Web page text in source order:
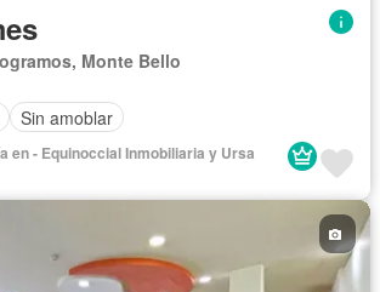
Monte Bello
Sin amoblar
en - Equinoccial Inmobiliaria y Ursa